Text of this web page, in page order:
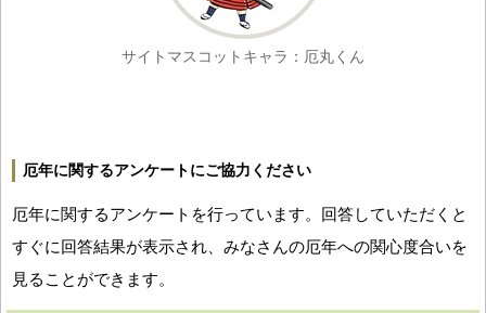
サイトマスコットキャラ：厄丸くん
厄年に関するアンケートにご協力ください
厄年に関するアンケートを行っています。回答していただくと
すぐに回答結果が表示され、みなさんの厄年への関心度合いを
見ることができます。